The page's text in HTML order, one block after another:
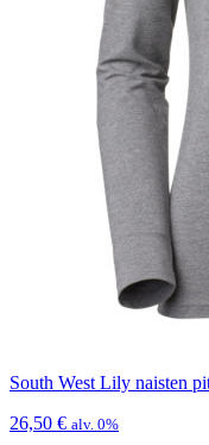
South West Lily naisten
26,50 € alv. 0%